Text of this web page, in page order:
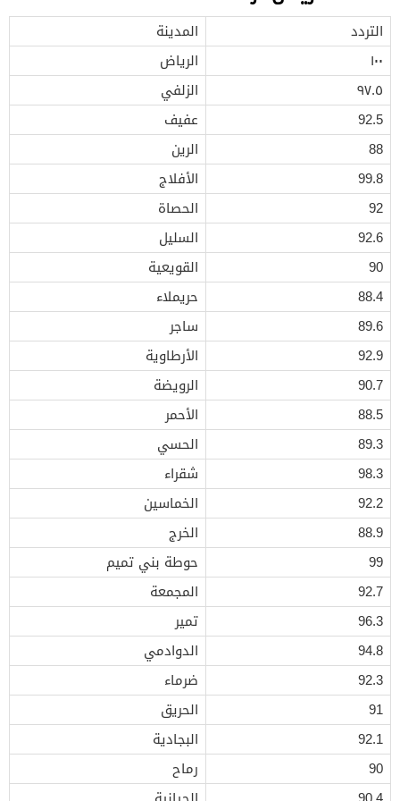
التردد
المدينة
١٠٠
الرياض
٩٧.٥
الزلفي
92.5
عفيف
88
الرين
99.8
الأفلاج
92
الحصاة
92.6
السليل
90
القويعية
88.4
حريملاء
89.6
ساجر
92.9
الأرطاوية
90.7
الرويضة
88.5
الأحمر
89.3
الحسي
98.3
شقراء
92.2
الخماسين
88.9
الخرج
99
حوطة بني تميم
92.7
المجمعة
96.3
تمير
94.8
الدوادمي
92.3
ضرماء
91
الحريق
92.1
البجادية
90
رماح